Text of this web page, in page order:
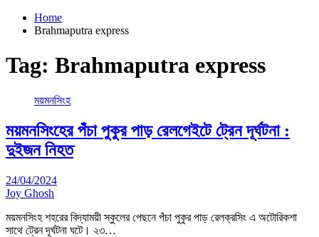
Home
Brahmaputra express
Tag: Brahmaputra express
ময়মনসিংহ
ময়মনসিংহের পঁচা পুকুর পাড় রেলগেইটে ট্রেন দূর্ঘটনা :
দুইজন নিহত
24/04/2024
Joy Ghosh
ময়মনসিংহ শহরের বিদ্যাময়ী স্কুলের পেছনে পঁচা পুকুর পাড় রেলক্রসিং এ অটোরিকশা
সাথে ট্রেন দূর্ঘটনা ঘটে। ২৩…